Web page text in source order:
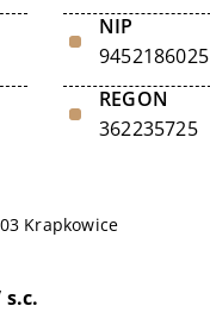
NIP
9452186025
REGON
362235725
Krapkowice
s.c.